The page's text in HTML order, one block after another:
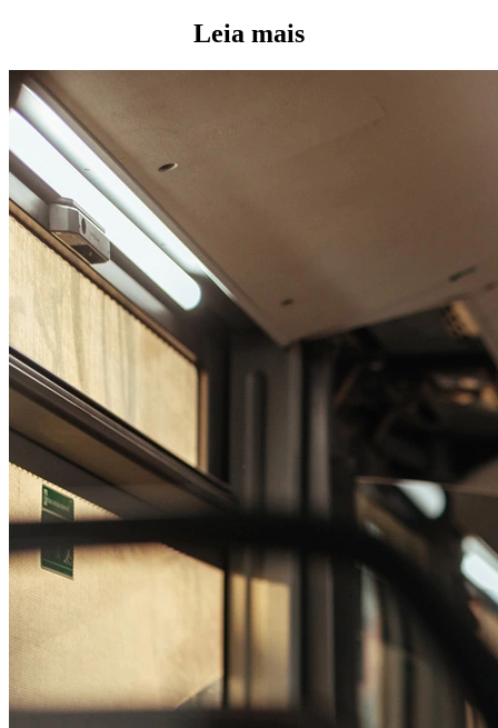
Leia mais
Passo 1/2
Institucional
Compromisso com o Meio Ambiente
Governança Corporativa
Ouvidoria